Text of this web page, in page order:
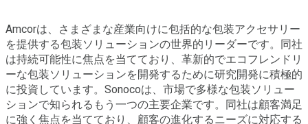
Amcorは、さまざまな産業向けに包括的な包装アクセサリー
を提供する包装ソリューションの世界的リーダーです。同社
は持続可能性に焦点を当てており、革新的でエコフレンドリ
ーな包装ソリューションを開発するために研究開発に積極的
に投資しています。Sonocoは、市場で多様な包装ソリュー
ションで知られるもう一つの主要企業です。同社は顧客満足
に強く焦点を当てており、顧客の進化するニーズに対応する